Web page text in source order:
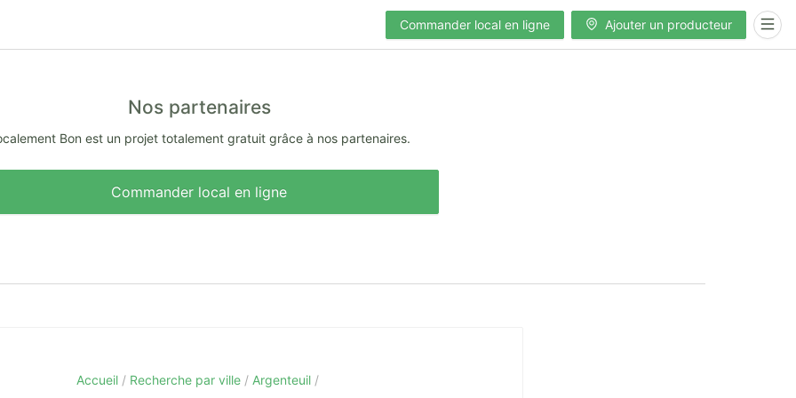
Commander local en ligne Ajouter un producteur
Nos partenaires
Bon est un projet totalement gratuit grâce à nos partenaires.
Commander local en ligne
Accueil Recherche par ville Argenteuil